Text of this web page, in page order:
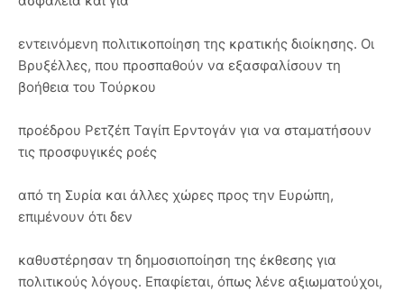
εντεινόμενη πολιτικοποίηση της κρατικής διοίκησης. Οι
Βρυξέλλες, που προσπαθούν να εξασφαλίσουν τη
βοήθεια του Τούρκου
προέδρου Ρετζέπ Ταγίπ Ερντογάν για να σταματήσουν
τις προσφυγικές ροές
από τη Συρία και άλλες χώρες προς την Ευρώπη,
επιμένουν ότι δεν
καθυστέρησαν τη δημοσιοποίηση της έκθεσης για
πολιτικούς λόγους. Επαφίεται, όπως λένε αξιωματούχοι,